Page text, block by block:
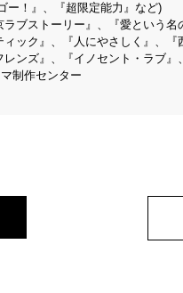
ー！』、『超限定能力』など)
ブストーリー』、『愛という
ック』、『人にやさしく』、『
レンズ』、『イノセント・ラブ
制作センター